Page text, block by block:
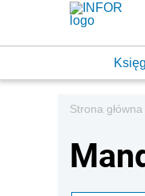
Strona główna